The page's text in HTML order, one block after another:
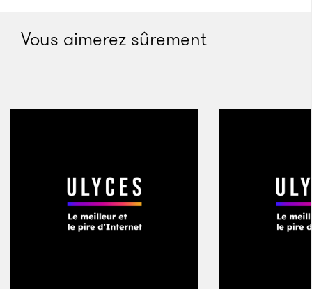
campagnes des marques. Le message se veut simple
et clair. Rien ne doit perturber notre travail de
sensibilisation aux merveilles naturelles et aux
Vous aimerez sûrement